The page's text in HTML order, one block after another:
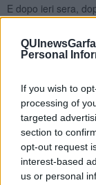
Personal
If you wish to
processing of
targeted
section to
opt-out request
interest-based
us or personal
E dopo ieri sera,
scenario, confesso
discarica a pochi
credo che la mia
Franco Bonciani
Se vuoi leggere le